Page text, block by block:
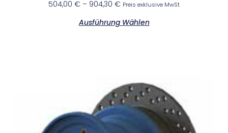
504,00 € – 904,30 € Preis exklusive MwSt
Ausführung Wählen